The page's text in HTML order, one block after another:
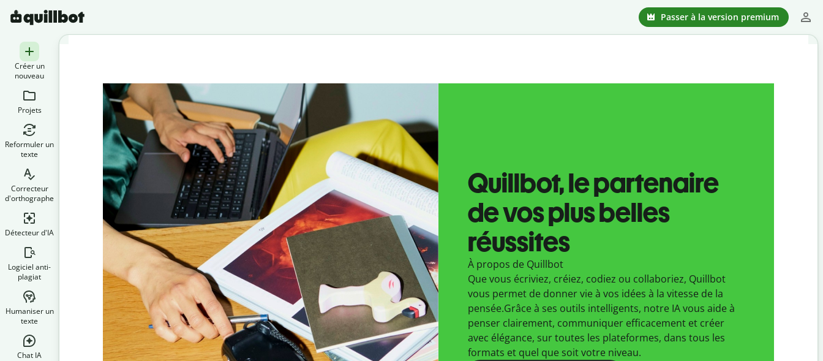
Passer à la version premium
Créer un
nouveau
Projets
Reformuler un
texte
Correcteur
d'orthographe
Détecteur d'IA
Logiciel anti-
plagiat
Humaniser un
texte
Chat IA
Quillbot, le partenaire
de vos plus belles
réussites
À propos de Quillbot
Que vous écriviez, créiez, codiez ou collaboriez, Quillbot
vous permet de donner vie à vos idées à la vitesse de la
pensée.Grâce à ses outils intelligents, notre IA vous aide à
penser clairement, communiquer efficacement et créer
avec élégance, sur toutes les plateformes, dans tous les
formats et quel que soit votre niveau.